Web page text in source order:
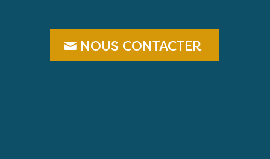
NOUS CONTACTER